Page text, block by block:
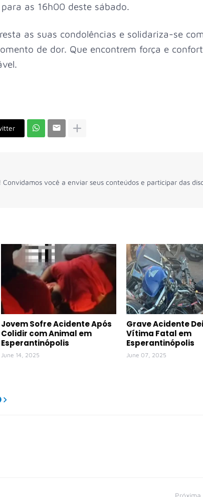
as 16h00 deste sábado.
as suas condolências e solidariza-se
de dor. Que encontrem força e
você a enviar seus conteúdos e participar das
Jovem Sofre Acidente Após
Colidir com Animal em
Esperantinópolis
June 14, 2025
Grave Acidente
Vítima Fatal em
Esperantinópolis
June 07, 2025
Próxima